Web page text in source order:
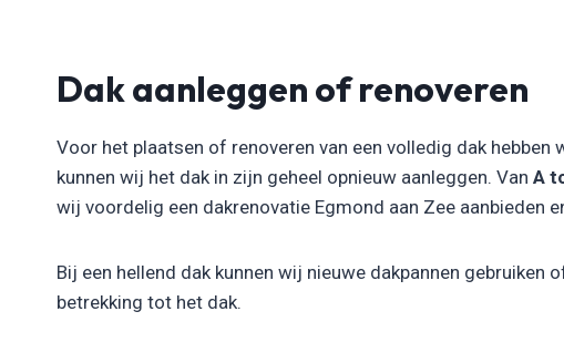
Dak aanleggen of renoveren
Voor het plaatsen of renoveren van een volledig dak
kunnen wij het dak in zijn geheel opnieuw aanleggen. Van A
wij voordelig een dakrenovatie Egmond aan Zee
Bij een hellend dak kunnen wij nieuwe dakpannen
betrekking tot het dak.